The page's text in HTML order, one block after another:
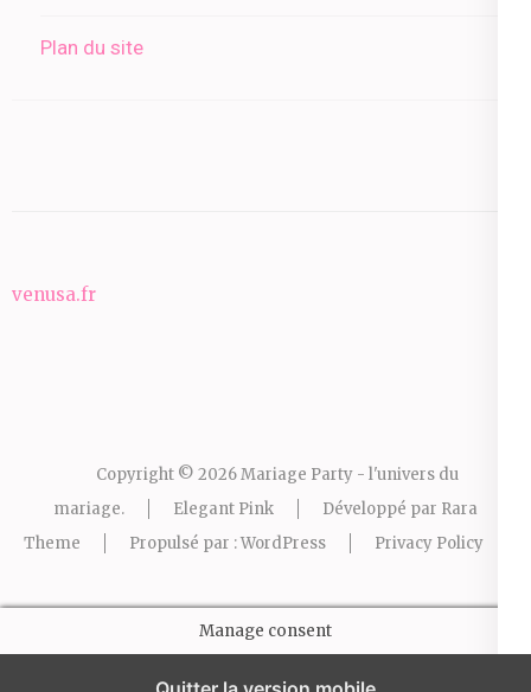
Plan du site
venusa.fr
Copyright © 2026Mariage Party - l'univers du
mariage. Elegant Pink Développé par Rara
Theme
Propulsé par :WordPress Privacy Policy
Manage consent